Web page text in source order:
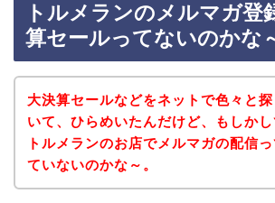
トルメランのメルマガ登
算セールってないのかな
大決算セールなどをネットで色々と探
いて、ひらめいたんだけど、もしかし
トルメランのお店でメルマガの配信っ
ていないのかな～。